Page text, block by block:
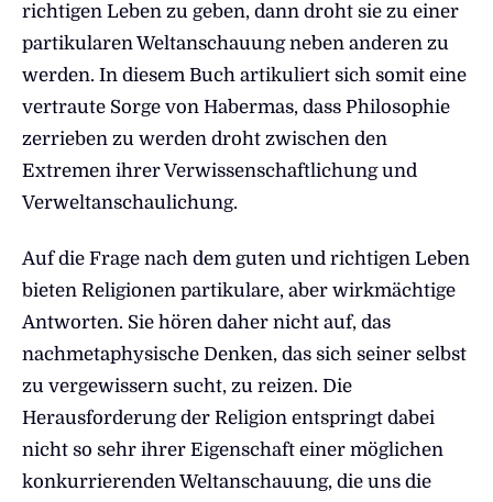
richtigen Leben zu geben, dann droht sie zu einer
partikularen Weltanschauung neben anderen zu
werden. In diesem Buch artikuliert sich somit eine
vertraute Sorge von Habermas, dass Philosophie
zerrieben zu werden droht zwischen den
Extremen ihrer Verwissenschaftlichung und
Verweltanschaulichung.
Auf die Frage nach dem guten und richtigen Leben
bieten Religionen partikulare, aber wirkmächtige
Antworten. Sie hören daher nicht auf, das
nachmetaphysische Denken, das sich seiner selbst
zu vergewissern sucht, zu reizen. Die
Herausforderung der Religion entspringt dabei
nicht so sehr ihrer Eigenschaft einer möglichen
konkurrierenden Weltanschauung, die uns die